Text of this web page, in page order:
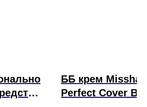
ББ крем Missha
Perfect Cover BB